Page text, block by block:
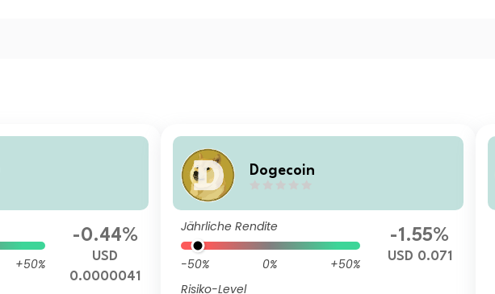
+50%
-0.44%
USD
0.0000041
Dogecoin
Jährliche Rendite
-50% 0%
+50%
Risiko-Level
-1.55%
USD 0.071